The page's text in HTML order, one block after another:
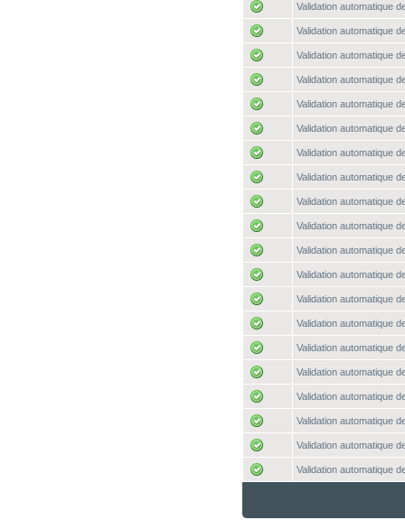
Validation automatique
Validation automatique
Validation automatique
Validation automatique
Validation automatique
Validation automatique
Validation automatique
Validation automatique
Validation automatique
Validation automatique
Validation automatique
Validation automatique
Validation automatique
Validation automatique
Validation automatique
Validation automatique
Validation automatique
Validation automatique
Validation automatique
Validation automatique